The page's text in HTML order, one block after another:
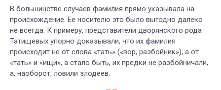
В большинстве случаев фамилия прямо указывала на
происхождение. Ее носителю это было выгодно далеко
не всегда. К примеру, представители дворянского рода
Татищевых упорно доказывали, что их фамилия
происходит не от слова «тать» («вор, разбойник»), а от
«тать» и «ищи», а стало быть, их предки не разбойничали,
а, наоборот, ловили злодеев.